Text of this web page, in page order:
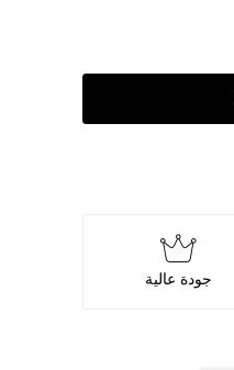
جودة عالية